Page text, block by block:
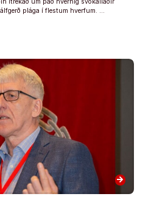
ítrekað um það hvernig svokallaðir
plága í flestum hverfum. …
arrow_forward